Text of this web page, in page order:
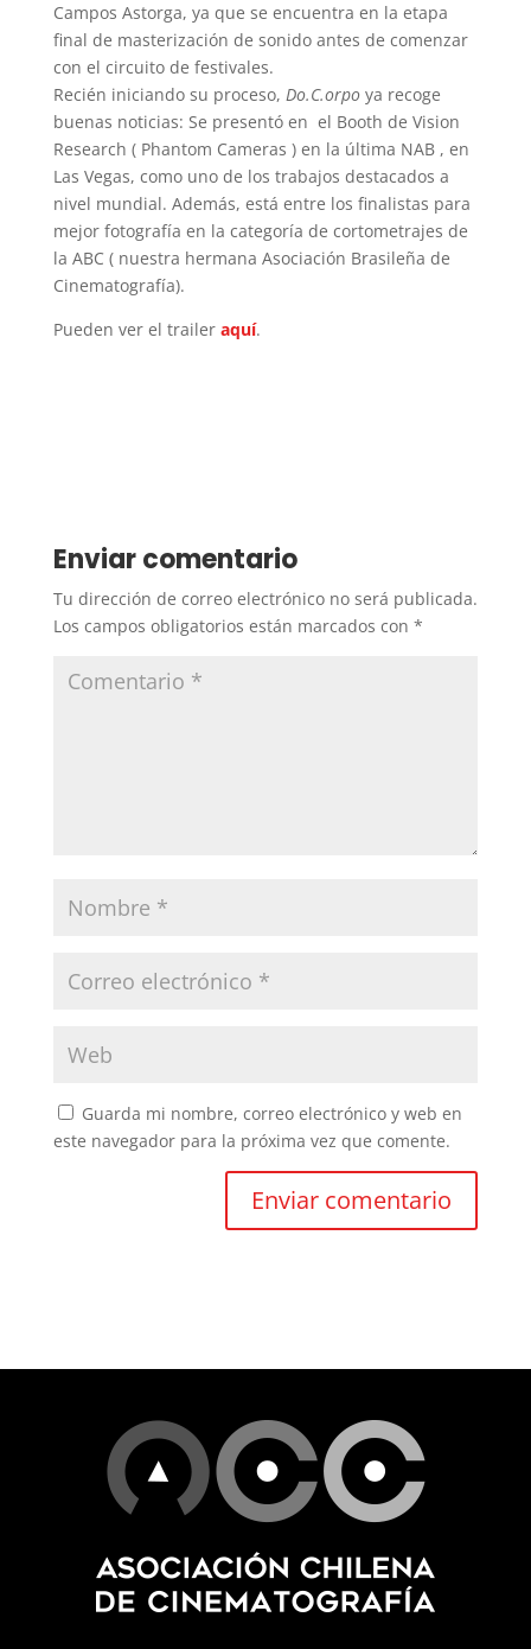
Campos Astorga, ya que se encuentra en la etapa
final de masterización de sonido antes de comenzar
con el circuito de festivales.
Recién iniciando su proceso, Do.C.orpo ya recoge
buenas noticias: Se presentó en el Booth de Vision
Research ( Phantom Cameras ) en la última NAB , en
Las Vegas, como uno de los trabajos destacados a
nivel mundial. Además, está entre los finalistas para
mejor fotografía en la categoría de cortometrajes de
la ABC ( nuestra hermana Asociación Brasileña de
Cinematografía).
Pueden ver el traileraquí.
Enviar comentario
Tu dirección de correo electrónico no será publicada.
Los campos obligatorios están marcados con *
Guarda mi nombre, correo electrónico y web en
este navegador para la próxima vez que comente.